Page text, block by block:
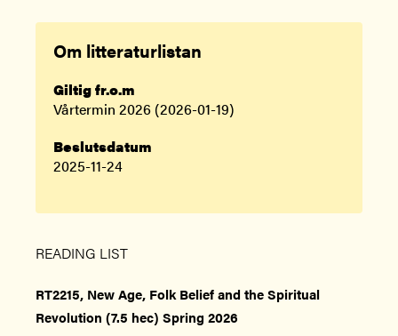
Om litteraturlistan
Giltig fr.o.m
Vårtermin 2026 (2026-01-19)
Beslutsdatum
2025-11-24
READING LIST
RT2215, New Age, Folk Belief and the Spiritual
Revolution (7.5 hec) Spring 2026